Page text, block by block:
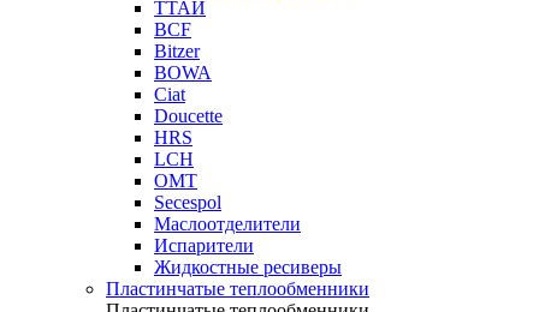
ТТАИ
BCF
Bitzer
BOWA
Ciat
Doucette
HRS
LCH
OMT
Secespol
Маслоотделители
Испарители
Жидкостные ресиверы
Пластинчатые теплообменники